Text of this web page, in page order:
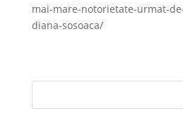
mai-mare-notorietate-urmat-
diana-sosoaca/